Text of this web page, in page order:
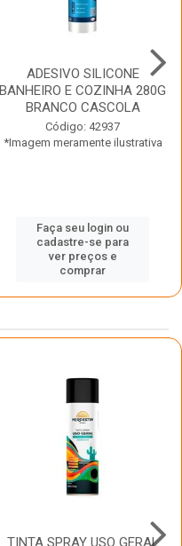
ADESIVO SILICONE
BANHEIRO E COZINHA 280G
BRANCO CASCOLA
Código: 42937
*Imagem meramente ilustrativa
Faça seu login ou
cadastre-se para
ver preços e
comprar
TINTA SPRAY USO GERAL